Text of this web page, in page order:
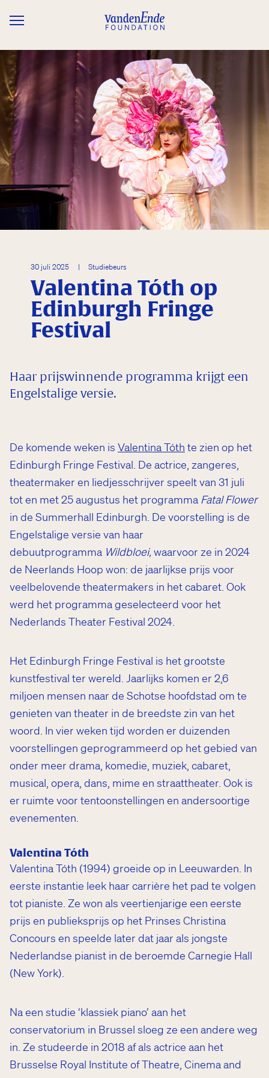
Overslaan en naar de inhoud gaan
30 juli 2025 | Studiebeurs
Valentina Tóth op
Edinburgh Fringe
Festival
Haar prijswinnende programma krijgt een
Engelstalige versie.
De komende weken is Valentina Tóth te zien op het
Edinburgh Fringe Festival. De actrice, zangeres,
theatermaker en liedjesschrijver speelt van 31 juli
tot en met 25 augustus het programma Fatal Flower
in de Summerhall Edinburgh. De voorstelling is de
Engelstalige versie van haar
debuutprogramma Wildbloei,waarvoor ze in 2024
de Neerlands Hoop won: de jaarlijkse prijs voor
veelbelovende theatermakers in het cabaret. Ook
werd het programma geselecteerd voor het
Nederlands Theater Festival 2024.
Het Edinburgh Fringe Festival is het grootste
kunstfestival ter wereld. Jaarlijks komen er 2,6
miljoen mensen naar de Schotse hoofdstad om te
genieten van theater in de breedste zin van het
woord. In vier weken tijd worden er duizenden
voorstellingen geprogrammeerd op het gebied van
onder meer drama, komedie, muziek, cabaret,
musical, opera, dans, mime en straattheater. Ook is
er ruimte voor tentoonstellingen en andersoortige
evenementen.
Valentina Tóth
Valentina Tóth (1994) groeide op in Leeuwarden. In
eerste instantie leek haar carrière het pad te volgen
tot pianiste. Ze won als veertienjarige een eerste
prijs en publieksprijs op het Prinses Christina
Concours en speelde later dat jaar als jongste
Nederlandse pianist in de beroemde Carnegie Hall
(New York).
Na een studie ‘klassiek piano’ aan het
conservatorium in Brussel sloeg ze een andere weg
in. Ze studeerde in 2018 af als actrice aan het
Brusselse Royal Institute of Theatre, Cinema and